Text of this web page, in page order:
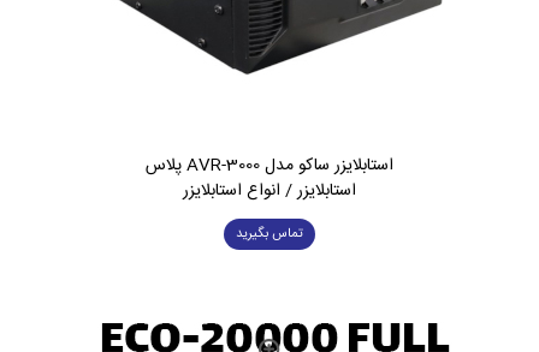
استابلایزر ساکو مدل AVR-3000 پلاس
استابلایزر / انواع استابلایزر
تماس بگیرید